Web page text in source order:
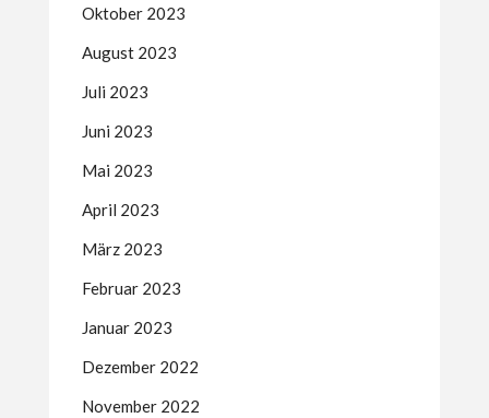
Oktober 2023
August 2023
Juli 2023
Juni 2023
Mai 2023
April 2023
März 2023
Februar 2023
Januar 2023
Dezember 2022
November 2022